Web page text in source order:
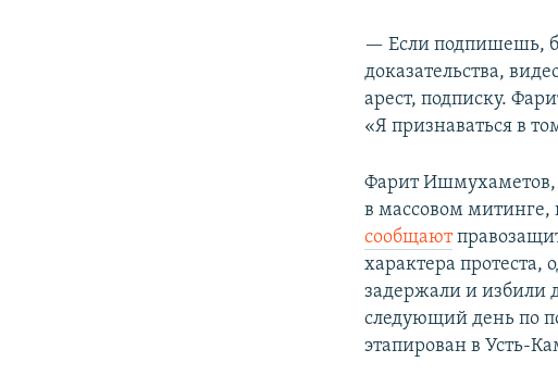
— Если подпишешь,
доказательства,
арест, подписку.
«Я признаваться в
Фарит Ишмухаметов,
в массовом
сообщают
характера протеста,
задержали и избили
следующий день по
этапирован в Усть-